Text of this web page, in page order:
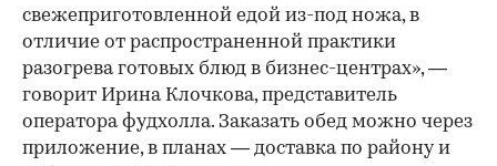
свежеприготовленной едой из-под ножа, в
отличие от распространенной практики
разогрева готовых блюд в бизнес-центрах», —
говорит Ирина Клочкова, представитель
оператора фудхолла. Заказать обед можно через
приложение, в планах — доставка по району и